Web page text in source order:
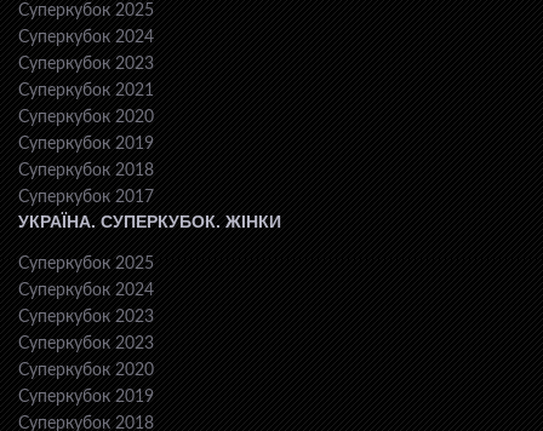
Суперкубок 2025
Суперкубок 2024
Суперкубок 2023
Суперкубок 2021
Суперкубок 2020
Суперкубок 2019
Суперкубок 2018
Суперкубок 2017
УКРАЇНА. СУПЕРКУБОК. ЖІНКИ
Суперкубок 2025
Суперкубок 2024
Суперкубок 2023
Суперкубок 2023
Суперкубок 2020
Суперкубок 2019
Суперкубок 2018